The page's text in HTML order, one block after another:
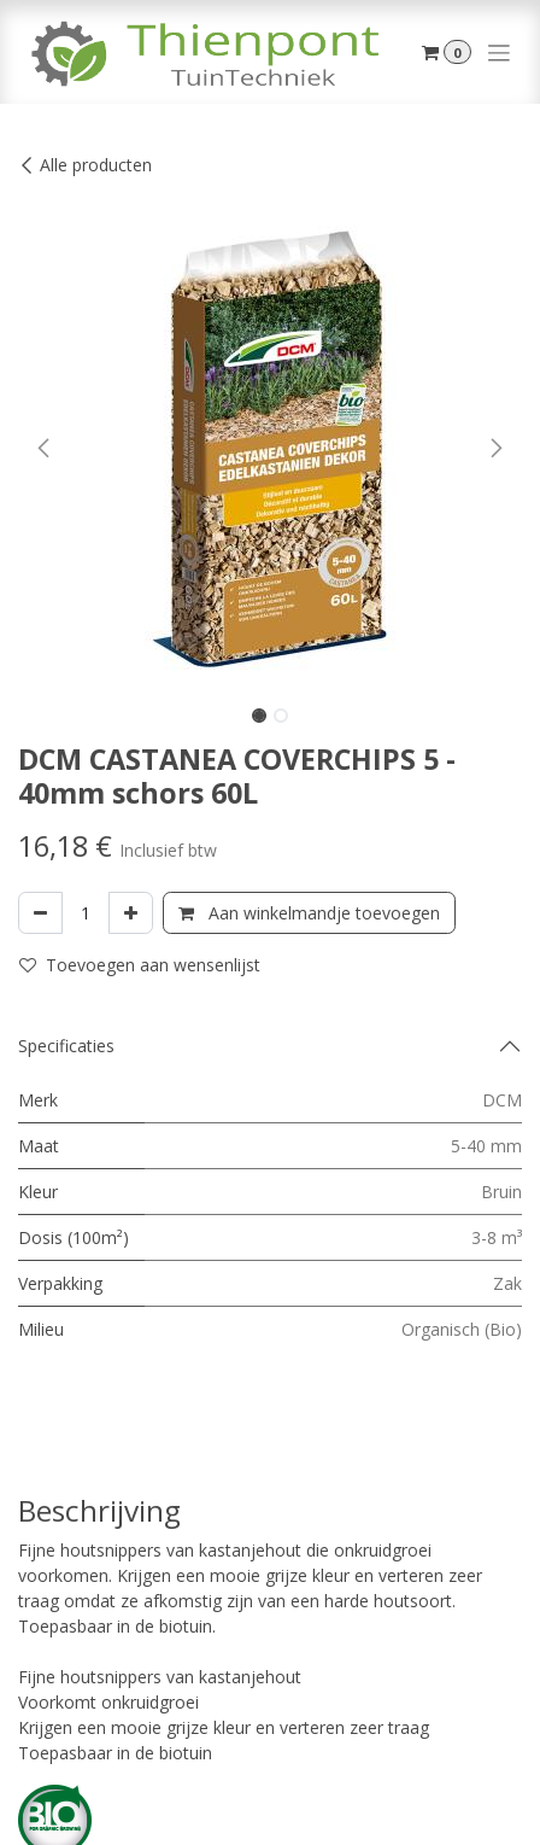
0
Alle producten
DCM CASTANEA COVERCHIPS 5 -
40mm schors 60L
16,18 € Inclusief btw
Aan winkelmandje toevoegen
Toevoegen aan wensenlijst
Specificaties
Merk
DCM
Maat
5-40 mm
Kleur
Bruin
Dosis (100m²)
3-8 m³
Verpakking
Zak
Milieu
Organisch (Bio)
Beschrijving
Fijne houtsnippers van kastanjehout die onkruidgroei
voorkomen. Krijgen een mooie grijze kleur en verteren zeer
traag omdat ze afkomstig zijn van een harde houtsoort.
Toepasbaar in de biotuin.
Fijne houtsnippers van kastanjehout
Voorkomt onkruidgroei
Krijgen een mooie grijze kleur en verteren zeer traag
Toepasbaar in de biotuin